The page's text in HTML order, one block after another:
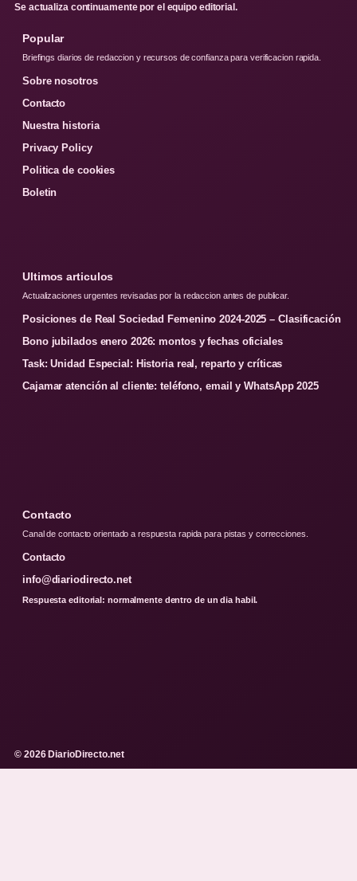
Se actualiza continuamente por el equipo editorial.
Popular
Briefings diarios de redaccion y recursos de confianza para verificacion rapida.
Sobre nosotros
Contacto
Nuestra historia
Privacy Policy
Politica de cookies
Boletin
Ultimos articulos
Actualizaciones urgentes revisadas por la redaccion antes de publicar.
Posiciones de Real Sociedad Femenino 2024-2025 – Clasificación
Bono jubilados enero 2026: montos y fechas oficiales
Task: Unidad Especial: Historia real, reparto y críticas
Cajamar atención al cliente: teléfono, email y WhatsApp 2025
Contacto
Canal de contacto orientado a respuesta rapida para pistas y correcciones.
Contacto
info@diariodirecto.net
Respuesta editorial: normalmente dentro de un dia habil.
© 2026 DiarioDirecto.net